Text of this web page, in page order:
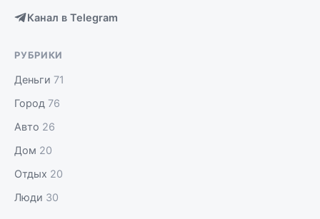
Канал в Telegram
РУБРИКИ
Деньги 71
Город 76
Авто 26
Дом 20
Отдых 20
Люди 30